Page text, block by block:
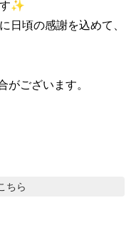
✨
日頃の感謝を込めて、
ございます。
ちら